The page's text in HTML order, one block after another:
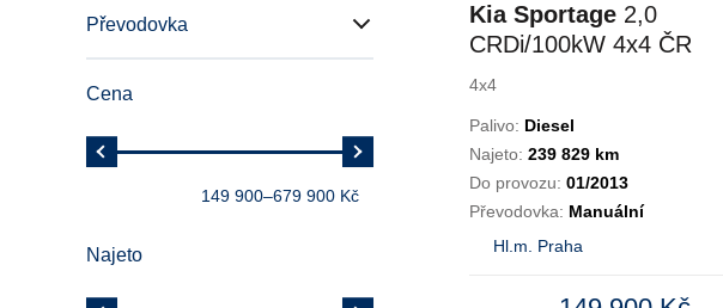
Převodovka
Cena
149 900–679 900 Kč
Najeto
Kia Sportage 2,0
CRDi/100kW 4x4 ČR
4x4
Palivo: Diesel
Najeto: 239 829 km
Do provozu: 01/2013
Převodovka: Manuální
Hl.m. Praha